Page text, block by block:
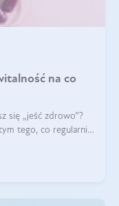
na co
się „jeść zdrowo”?
tego, co regularnie